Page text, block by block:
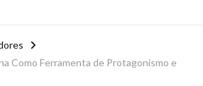
Como Ferramenta de Protagonismo e